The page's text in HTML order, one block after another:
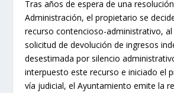
Tras años de espera de una
Administración, el propietario se
recurso contencioso-administrativo,
solicitud de devolución de ingresos
desestimada por silencio
interpuesto este recurso e iniciado el
vía judicial, el Ayuntamiento emite la